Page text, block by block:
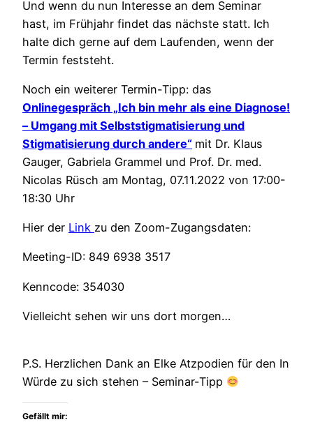
Und wenn du nun Interesse an dem Seminar
hast, im Frühjahr findet das nächste statt. Ich
halte dich gerne auf dem Laufenden, wenn der
Termin feststeht.
Noch ein weiterer Termin-Tipp: das
Onlinegespräch „Ich bin mehr als eine Diagnose!
– Umgang mit Selbststigmatisierung und
Stigmatisierung durch andere“ mit Dr. Klaus
Gauger, Gabriela Grammel und Prof. Dr. med.
Nicolas Rüsch am Montag, 07.11.2022 von 17:00-
18:30 Uhr
Hier der Link zu den Zoom-Zugangsdaten:
Meeting-ID: 849 6938 3517
Kenncode: 354030
Vielleicht sehen wir uns dort morgen…
P.S. Herzlichen Dank an Elke Atzpodien für den In
Würde zu sich stehen – Seminar-Tipp
Gefällt mir: